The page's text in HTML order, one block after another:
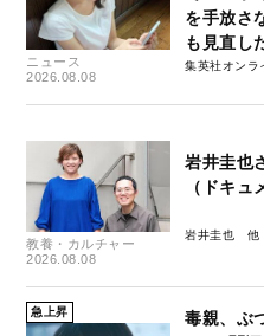
ニュース
2026.08.08
を手放さ
も見直し
集英社オンラ
教養・カルチャー
2026.08.08
岩井圭也
（ドキ
岩井圭也
急上昇
毒親、ぶ